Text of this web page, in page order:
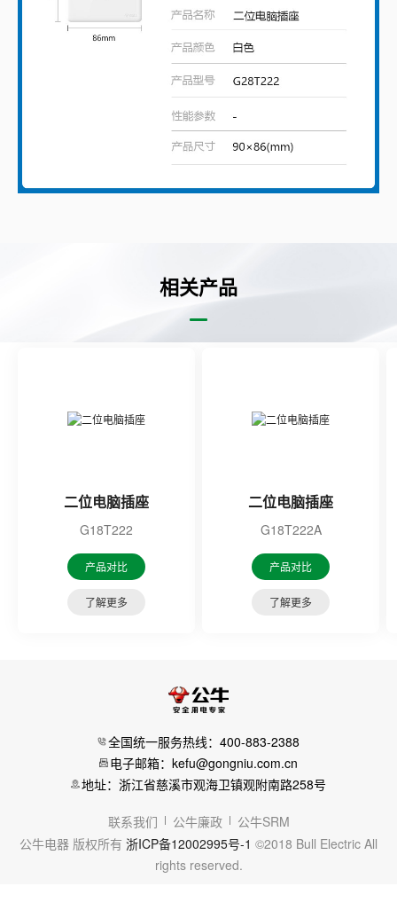
相关产品
二位电脑插座
G18T222
产品对比
了解更多
二位电脑插座
G18T222A
产品对比
了解更多
全国统一服务热线：400-883-2388
电子邮箱：kefu@gongniu.com.cn
地址：浙江省慈溪市观海卫镇观附南路258号
联系我们 公牛廉政
公牛SRM
公牛电器 版权所有 浙ICP备12002995号-1 ©2018 Bull Electric All
rights reserved.